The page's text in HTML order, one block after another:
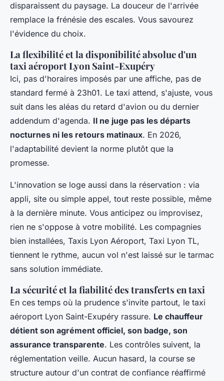
disparaissent du paysage. La douceur de l'arrivée
remplace la frénésie des escales. Vous savourez
l'évidence du choix.
La flexibilité et la disponibilité absolue d'un
taxi aéroport Lyon Saint-Exupéry
Ici, pas d'horaires imposés par une affiche, pas de
standard fermé à 23h01. Le taxi attend, s'ajuste, vous
suit dans les aléas du retard d'avion ou du dernier
addendum d'agenda. Il ne juge pas les départs
nocturnes ni les retours matinaux. En 2026,
l'adaptabilité devient la norme plutôt que la
promesse.
L'innovation se loge aussi dans la réservation : via
appli, site ou simple appel, tout reste possible, même
à la dernière minute. Vous anticipez ou improvisez,
rien ne s'oppose à votre mobilité. Les compagnies
bien installées, Taxis Lyon Aéroport, Taxi Lyon TL,
tiennent le rythme, aucun vol n'est laissé sur le tarmac
sans solution immédiate.
La sécurité et la fiabilité des transferts en taxi
En ces temps où la prudence s'invite partout, le taxi
aéroport Lyon Saint-Exupéry rassure. Le chauffeur
détient son agrément officiel, son badge, son
assurance transparente. Les contrôles suivent, la
réglementation veille. Aucun hasard, la course se
structure autour d'un contrat de confiance réaffirmé